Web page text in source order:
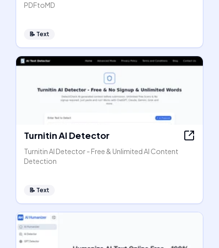
PDFtoMD
📝 Text
Turnitin AI Detector
Turnitin AI Detector - Free & Unlimited AI Content
Detection
📝 Text